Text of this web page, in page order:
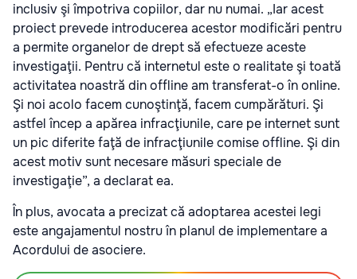
inclusiv şi împotriva copiilor, dar nu numai. „Iar acest
proiect prevede introducerea acestor modificări pentru
a permite organelor de drept să efectueze aceste
investigaţii. Pentru că internetul este o realitate şi toată
activitatea noastră din offline am transferat-o în online.
Şi noi acolo facem cunoştinţă, facem cumpărături. Şi
astfel încep a apărea infracţiunile, care pe internet sunt
un pic diferite faţă de infracţiunile comise offline. Şi din
acest motiv sunt necesare măsuri speciale de
investigaţie”, a declarat ea.
În plus, avocata a precizat că adoptarea acestei legi
este angajamentul nostru în planul de implementare a
Acordului de asociere.